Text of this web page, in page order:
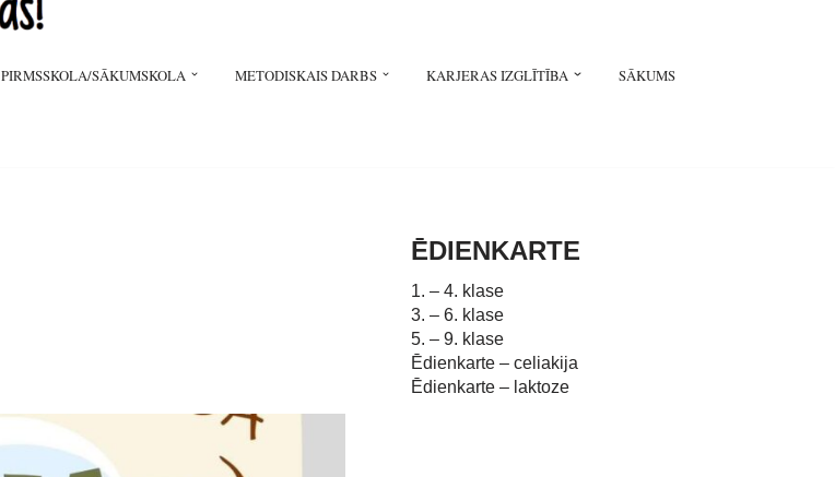
PIRMSSKOLA/SĀKUMSKOLA METODISKAIS DARBS KARJERAS IZGLĪTĪBA SĀKUMS
ĒDIENKARTE
1. – 4. klase
3. – 6. klase
5. – 9. klase
Ēdienkarte – celiakija
Ēdienkarte – laktoze